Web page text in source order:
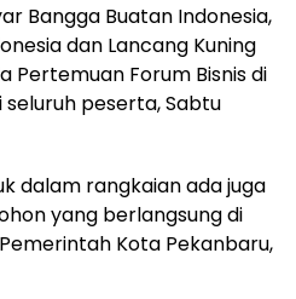
Bangga Buatan Indonesia,
dan Lancang Kuning
Pertemuan Forum Bisnis di
peserta, Sabtu
dalam rangkaian ada juga
yang berlangsung di
Kota Pekanbaru,